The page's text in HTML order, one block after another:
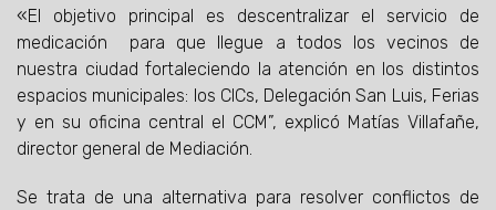
«El objetivo principal es descentralizar el servicio de
medicación para que llegue a todos los vecinos de
nuestra ciudad fortaleciendo la atención en los distintos
espacios municipales: los CICs, Delegación San Luis, Ferias
y en su oficina central el CCM”, explicó Matías Villafañe,
director general de Mediación.
Se trata de una alternativa para resolver conflictos de